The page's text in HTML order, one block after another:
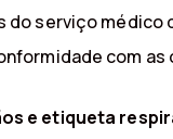
do serviço médico
com
e etiqueta